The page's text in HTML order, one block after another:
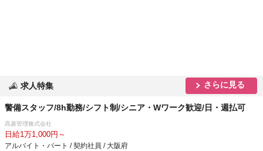
求人特集 さらに見る
警備スタッフ/8h勤務/シフト制/シニア・Wワーク歓迎/日・週払可
髙菱管理株式会社
日給1万1,000円～
アルバイト・パート / 契約社員 / 大阪府